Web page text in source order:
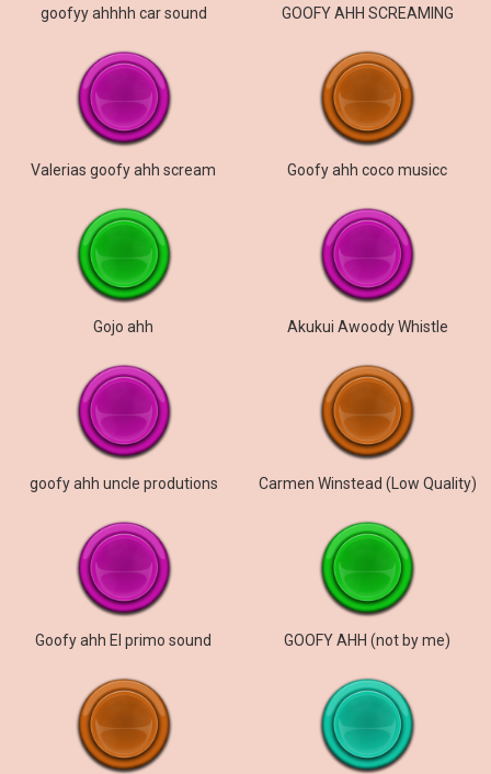
goofyy ahhhh car sound GOOFY AHH SCREAMING
Valerias goofy ahh scream Goofy ahh coco musicc
Gojo ahh Akukui Awoody Whistle
goofy ahh uncle produtions Carmen Winstead (Low Quality)
Goofy ahh El primo sound GOOFY AHH (not by me)